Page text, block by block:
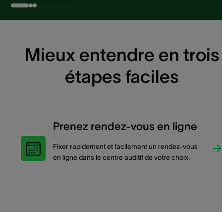
Mieux entendre en trois
étapes faciles
Prenez rendez-vous en ligne
Fixer rapidement et facilement un rendez-vous
en ligne dans le centre auditif de votre choix.